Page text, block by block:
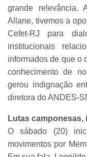
grande relevância.
Allane, tivemos a
Cefet-RJ para
institucionais
informados de que o
conhecimento de
gerou indignação
diretora do ANDES-
Lutas
O sábado (20)
movimentos por